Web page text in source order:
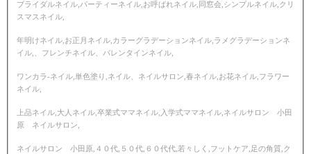
ブライダルネイル,パーティーネイル,お呼ばれネイル,同窓会,シンプルネイル,クリ
スマスネイル,
年明けネイル,お正月ネイル,カラーグラデーションネイル,ラメグラデーションネ
イル,、フレンチネイル、バレンタインネイル,
ワンカラ‐ネイル,単色塗り,ネイル、ネイルサロン,春ネイル,お花ネイル,フラワー
ネイル,
上品ネイル,大人ネイル,卒業式ママネイル,入学式ママネイル,ネイルサロン 小田
原 ネイルサロン,
ネイルサロン 小田原,４０代,５０代,６０代代,若々しく,フットケア,足の角質,ク